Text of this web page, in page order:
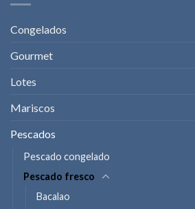
Congelados
Gourmet
Lotes
Mariscos
Pescados
Pescado congelado
Pescado fresco
Bacalao